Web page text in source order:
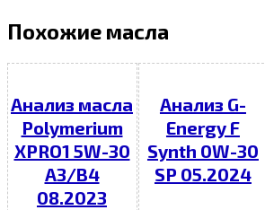
Похожие масла
Анализ масла
Polymerium
XPRO1 5W-30
A3/B4
08.2023
Анализ G-
Energy F
Synth 0W-30
SP 05.2024